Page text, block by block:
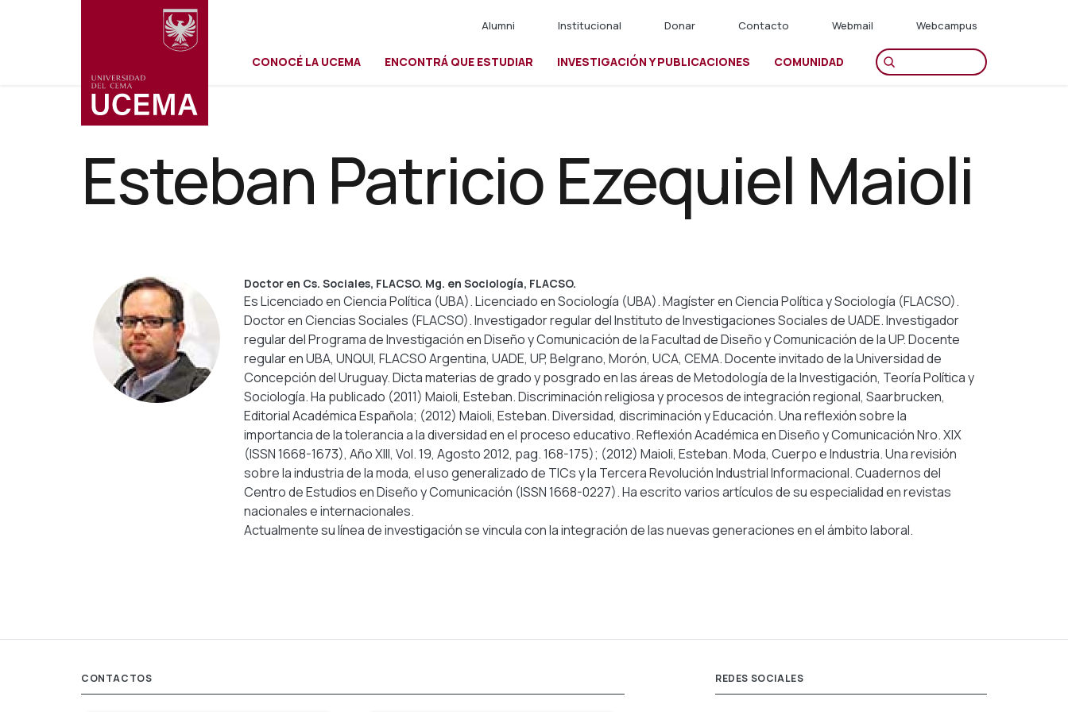
Menú
secundario
Alumni Institucional Donar Contacto Webmail Webcampus
CONOCÉ LA UCEMA ENCONTRÁ QUE ESTUDIAR INVESTIGACIÓN Y PUBLICACIONES COMUNIDAD
Esteban Patricio Ezequiel Maioli
Doctor en Cs. Sociales, FLACSO. Mg. en Sociología, FLACSO.
Es Licenciado en Ciencia Política (UBA). Licenciado en Sociología (UBA). Magíster en Ciencia Política y Sociología (FLACSO).
Doctor en Ciencias Sociales (FLACSO). Investigador regular del Instituto de Investigaciones Sociales de UADE. Investigador
regular del Programa de Investigación en Diseño y Comunicación de la Facultad de Diseño y Comunicación de la UP. Docente
regular en UBA, UNQUI, FLACSO Argentina, UADE, UP, Belgrano, Morón, UCA, CEMA. Docente invitado de la Universidad de
Concepción del Uruguay. Dicta materias de grado y posgrado en las áreas de Metodología de la Investigación, Teoría Política y
Sociología. Ha publicado (2011) Maioli, Esteban. Discriminación religiosa y procesos de integración regional, Saarbrucken,
Editorial Académica Española; (2012) Maioli, Esteban. Diversidad, discriminación y Educación. Una reflexión sobre la
importancia de la tolerancia a la diversidad en el proceso educativo. Reflexión Académica en Diseño y Comunicación Nro. XIX
(ISSN 1668-1673), Año XIII, Vol. 19, Agosto 2012, pag. 168-175); (2012) Maioli, Esteban. Moda, Cuerpo e Industria. Una revisión
sobre la industria de la moda, el uso generalizado de TICs y la Tercera Revolución Industrial Informacional. Cuadernos del
Centro de Estudios en Diseño y Comunicación (ISSN 1668-0227). Ha escrito varios artículos de su especialidad en revistas
nacionales e internacionales.
Actualmente su línea de investigación se vincula con la integración de las nuevas generaciones en el ámbito laboral.
CONTACTOS REDES SOCIALES